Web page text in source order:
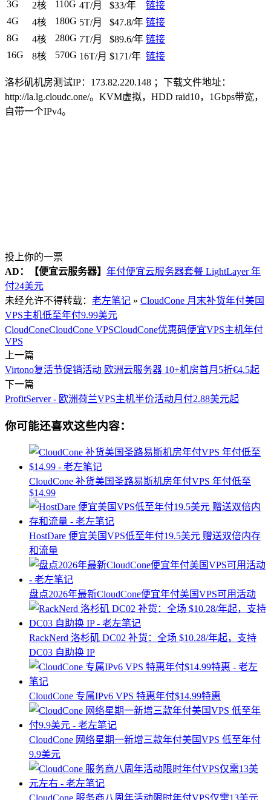
3G
2核 110G 4T/月 $33/年
链接
4G
4核 180G 5T/月 $47.8/年 链接
8G
4核 280G 7T/月 $89.6/年 链接
16G
8核 570G 16T/月 $171/年 链接
洛杉矶机房测试IP：173.82.220.148 ；下载文件地址：
http://la.lg.cloudc.one/。KVM虚拟，HDD raid10，1Gbps带宽，
自带一个IPv4。
投上你的一票
AD：
【便宜云服务器】 年付便宜云服务器套餐 LightLayer 年
付24美元
未经允许不得转载： 老左笔记 » CloudCone 月末补货年付美国
VPS主机低至年付9.99美元
CloudConeCloudCone VPSCloudCone优惠码便宜VPS主机年付
VPS
上一篇
Virtono复活节促销活动 欧洲云服务器 10+机房首月5折€4.5起
下一篇
ProfitServer - 欧洲荷兰VPS主机半价活动月付2.88美元起
你可能还喜欢这些内容：
CloudCone 补货美国圣路易斯机房年付VPS 年付低至
$14.99
HostDare 便宜美国VPS低至年付19.5美元 赠送双倍内存
和流量
盘点2026年最新CloudCone便宜年付美国VPS可用活动
RackNerd 洛杉矶 DC02 补货：全场 $10.28/年起，支持
DC03 自助换 IP
CloudCone 专属IPv6 VPS 特惠年付$14.99特惠
CloudCone 网络星期一新增三款年付美国VPS 低至年付
9.9美元